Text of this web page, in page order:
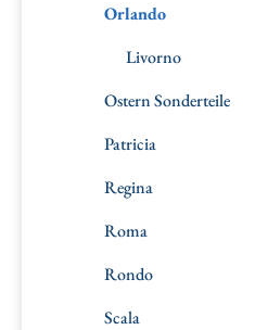
Orlando
Livorno
Ostern Sonderteile
Patricia
Regina
Roma
Rondo
Scala